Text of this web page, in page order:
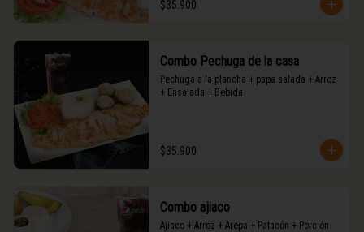
$35.900
Combo Pechuga de la casa
Pechuga a la plancha + papa salada + Arroz
+ Ensalada + Bebida
$35.900
Combo ajiaco
Ajiaco + Arroz + Arepa + Patacón + Porción